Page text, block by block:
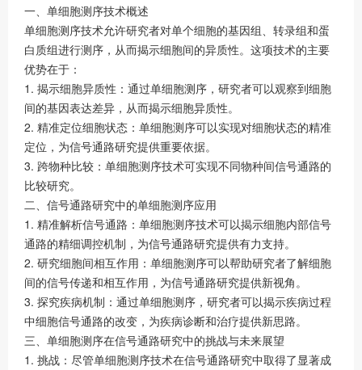
一、单细胞测序技术概述
单细胞测序技术允许研究者对单个细胞的基因组、转录组和蛋
白质组进行测序，从而揭示细胞间的异质性。这项技术的主要
优势在于：
1. 揭示细胞异质性：通过单细胞测序，研究者可以观察到细胞
间的基因表达差异，从而揭示细胞异质性。
2. 精准定位细胞状态：单细胞测序可以实现对细胞状态的精准
定位，为信号通路研究提供重要依据。
3. 跨物种比较：单细胞测序技术可实现不同物种间信号通路的
比较研究。
二、信号通路研究中的单细胞测序应用
1. 精准解析信号通路：单细胞测序技术可以揭示细胞内部信号
通路的精细调控机制，为信号通路研究提供有力支持。
2. 研究细胞间相互作用：单细胞测序可以帮助研究者了解细胞
间的信号传递和相互作用，为信号通路研究提供新视角。
3. 探究疾病机制：通过单细胞测序，研究者可以揭示疾病过程
中细胞信号通路的改变，为疾病诊断和治疗提供新思路。
三、单细胞测序在信号通路研究中的挑战与未来展望
1. 挑战：尽管单细胞测序技术在信号通路研究中取得了显著成